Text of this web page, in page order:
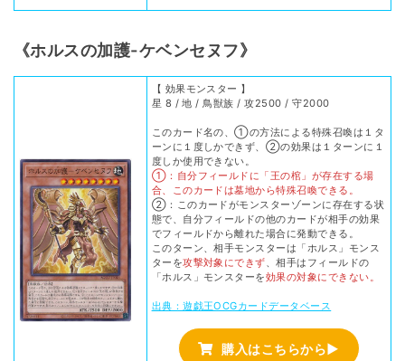
《ホルスの加護-ケベンセヌフ》
【 効果モンスター 】
星 8 / 地 / 鳥獣族 / 攻2500 / 守2000
このカード名の、①の方法による特殊召喚は１タ
ーンに１度しかできず、②の効果は１ターンに１
度しか使用できない。
①：自分フィールドに「王の棺」が存在する場
合、このカードは墓地から特殊召喚できる。
②：このカードがモンスターゾーンに存在する状
態で、自分フィールドの他のカードが相手の効果
でフィールドから離れた場合に発動できる。
このターン、相手モンスターは「ホルス」モンス
ターを攻撃対象にできず、相手はフィールドの
「ホルス」モンスターを効果の対象にできない。
出典：遊戯王OCGカードデータベース
購入はこちらから▶